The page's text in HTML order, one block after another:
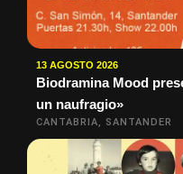
13 AGOSTO 2026
Biodramina Mood
un naufragio»
CANTABRIA, SANTANDER